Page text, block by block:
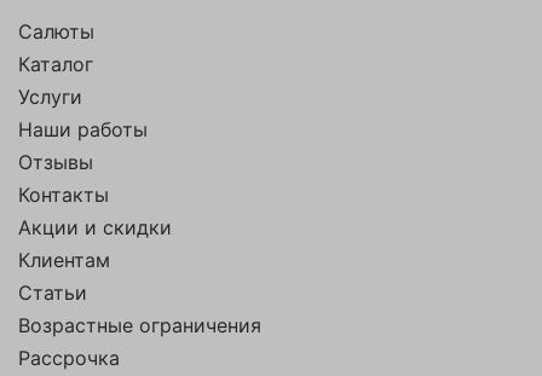
Салюты
Каталог
Услуги
Наши работы
Отзывы
Контакты
Акции и скидки
Клиентам
Статьи
Возрастные ограничения
Рассрочка